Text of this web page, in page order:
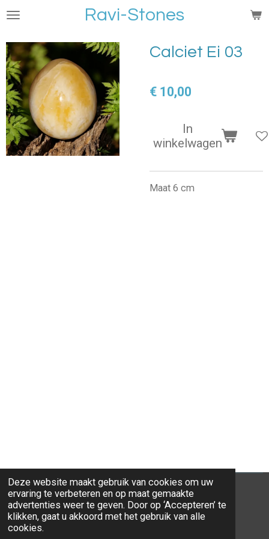
Deze website maakt gebruik van cookies om uw
ervaring te verbeteren en op maat gemaakte
advertenties weer te geven. Door op ‘Accepteren’ te
klikken, gaat u akkoord met het gebruik van alle
cookies.
Ga
naar
de
hoofdinhoud
Ravi-Stones
Calciet Ei 03
€ 10,00
In
winkelwagen
Maat 6 cm
© 2026 Ravi-Stones